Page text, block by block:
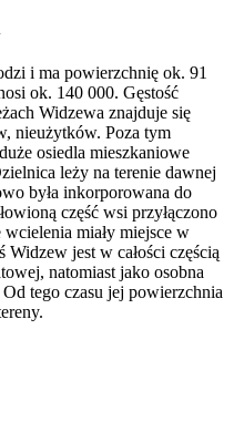
i ma powierzchnię ok. 91
ok. 140 000. Gęstość
Widzewa znajduje się
nieużytków. Poza tym
osiedla mieszkaniowe
leży na terenie dawnej
była inkorporowana do
część wsi przyłączono
miały miejsce w
jest w całości częścią
natomiast jako osobna
tego czasu jej powierzchnia